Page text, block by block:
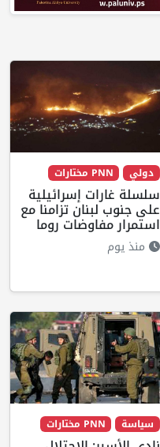
دولي PNN مختارات
سلسلة غارات إسرائيلية
على جنوب لبنان تزامنا مع
استمرار مفاوضات روما
منذ يوم
سياسة PNN مختارات